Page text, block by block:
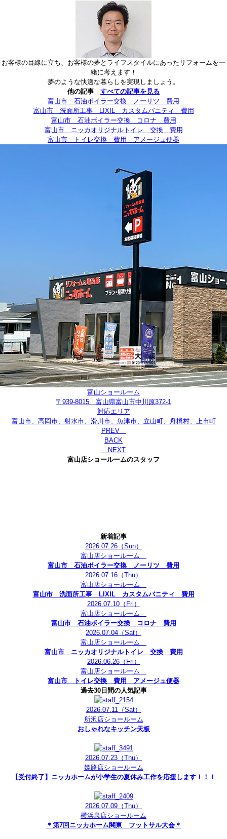
お客様の目線に立ち、お客様の夢とライフスタイルにあったリフォームを一
緒に考えます！
夢のような快適な暮らしを実現しましょう。
他の記事 すべての記事を見る
富山市 石油ボイラー交換 ノーリツ 費用
富山市 洗面所工事 LIXIL カスタムバニティ 費用
富山市 石油ボイラー交換 コロナ 費用
富山市 ニッカオリジナルトイレ 交換 費用
富山市 トイレ交換 費用 アメージュ便器
富山ショールーム
〒939-8015 富山県富山市中川原372-1
対応エリア
富山市、高岡市、射水市、滑川市、魚津市、立山町、舟橋村、上市町
PREV
BACK
NEXT
富山店ショールームのスタッフ
新着記事
2026.07.26（Sun）
富山店ショールーム
富山市 石油ボイラー交換 ノーリツ 費用
2026.07.16 （Thu）
富山店ショールーム
富山市 洗面所工事 LIXIL カスタムバニティ 費用
2026.07.10（Fri）
富山店ショールーム
富山市 石油ボイラー交換 コロナ 費用
2026.07.04 （Sat）
富山店ショールーム
富山市 ニッカオリジナルトイレ 交換 費用
2026.06.26（Fri）
富山店ショールーム
富山市 トイレ交換 費用 アメージュ便器
過去30日間の人気記事
2026.07.11（Sat）
所沢店ショールーム
おしゃれなキッチン天板
2026.07.23 （Thu）
姫路店ショールーム
【受付終了】ニッカホームが小学生の夏休み工作を応援します！！！
2026.07.09 （Thu）
横浜泉店ショールーム
＊第7回ニッカホーム関東 フットサル大会＊